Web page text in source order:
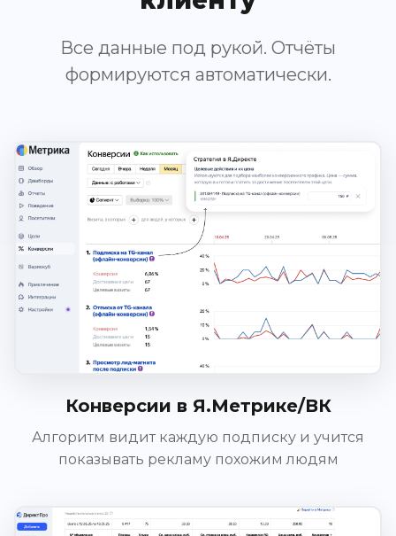
Все данные под рукой. Отчёты
формируются автоматически.
Конверсии в Я.Метрике/ВК
Алгоритм видит каждую подписку и учится
показывать рекламу похожим людям